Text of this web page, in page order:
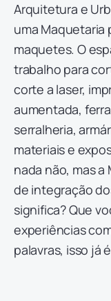
Arquitetura e
uma Maquetaria
maquetes. O
trabalho para
corte a laser,
aumentada,
serralheria,
materiais e
nada não, mas
de integração
significa? Que
experiências
palavras, isso já